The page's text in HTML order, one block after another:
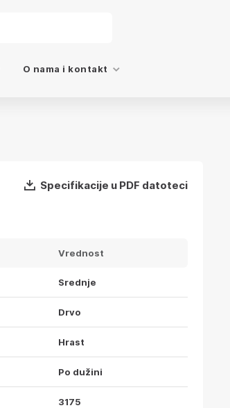
O nama i kontakt
Specifikacije u PDF datoteci
Vrednost
Srednje
Drvo
Hrast
Po dužini
3175